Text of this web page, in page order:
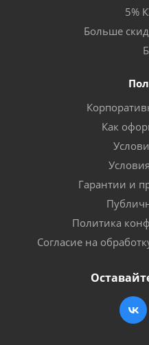
5%
Больше
Как
Гарантии и
Политика
Согласие на